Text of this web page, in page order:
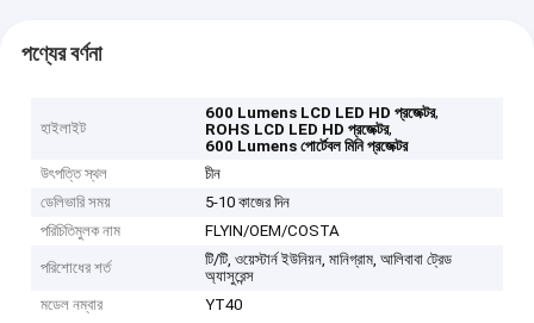
পণ্যের বর্ণনা
হাইলাইট
600 Lumens LCD LED HD প্রজেক্টর,
ROHS LCD LED HD প্রজেক্টর,
600 Lumens পোর্টেবল মিনি প্রজেক্টর
উৎপত্তি স্থল
চীন
ডেলিভারি সময়
5-10 কাজের দিন
পরিচিতিমুলক নাম
FLYIN/OEM/COSTA
পরিশোধের শর্ত
টি/টি, ওয়েস্টার্ন ইউনিয়ন, মানিগ্রাম, আলিবাবা ট্রেড
অ্যাসুরেন্স
মডেল নম্বার
YT40